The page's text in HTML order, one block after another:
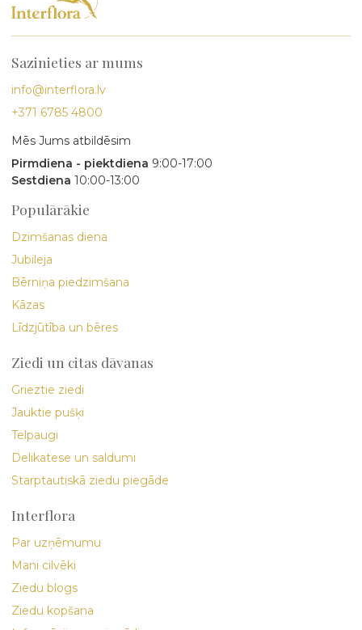
Sazinieties ar mums
info@interflora.lv
+371 6785 4800
Mēs Jums atbildēsim
Pirmdiena - piektdiena 9:00-17:00
Sestdiena 10:00-13:00
Populārākie
Dzimšanas diena
Jubileja
Bērniņa piedzimšana
Kāzas
Līdzjūtība un bēres
Ziedi un citas dāvanas
Grieztie ziedi
Jauktie pušķi
Telpaugi
Delikatese un saldumi
Starptautiskā ziedu piegāde
Interflora
Par uzņēmumu
Mani cilvēki
Ziedu blogs
Ziedu kopšana